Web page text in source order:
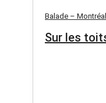
Balade – Montréal
Sur les